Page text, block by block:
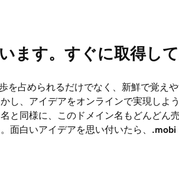
ます。すぐに取得し
を占められるだけでなく、新鮮で覚え
し、アイデアをオンラインで実現しよ
と同様に、このドメイン名もどんどん
面白いアイデアを思い付いたら、
.mobi